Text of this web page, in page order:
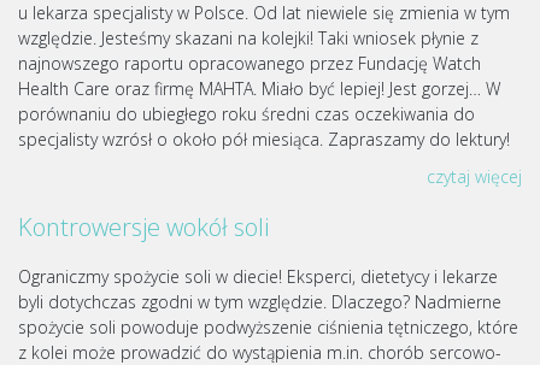
u lekarza specjalisty w Polsce. Od lat niewiele się zmienia w tym
względzie. Jesteśmy skazani na kolejki! Taki wniosek płynie z
najnowszego raportu opracowanego przez Fundację Watch
Health Care oraz firmę MAHTA. Miało być lepiej! Jest gorzej… W
porównaniu do ubiegłego roku średni czas oczekiwania do
specjalisty wzrósł o około pół miesiąca. Zapraszamy do lektury!
czytaj więcej
Kontrowersje wokół soli
Ograniczmy spożycie soli w diecie! Eksperci, dietetycy i lekarze
byli dotychczas zgodni w tym względzie. Dlaczego? Nadmierne
spożycie soli powoduje podwyższenie ciśnienia tętniczego, które
z kolei może prowadzić do wystąpienia m.in. chorób sercowo-